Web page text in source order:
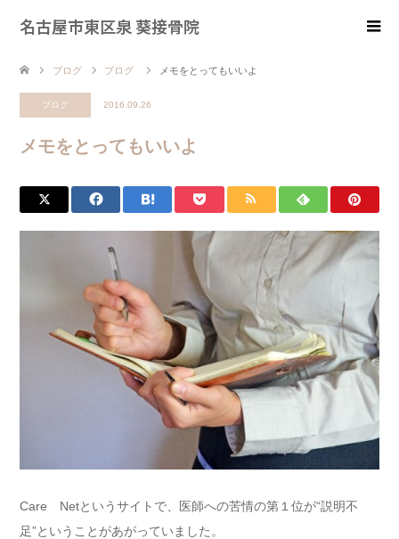
名古屋市東区泉 葵接骨院
ブログ ブログ メモをとってもいいよ
ブログ 2016.09.26
メモをとってもいいよ
Care Netというサイトで、医師への苦情の第１位が“説明不
足”ということがあがっていました。